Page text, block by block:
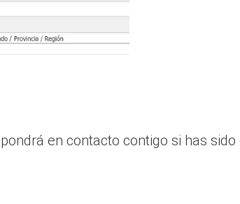
en contacto contigo si has sido